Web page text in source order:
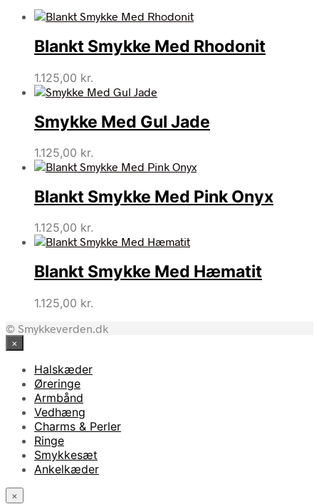
Blankt Smykke Med Rhodonit
1.125,00 kr.
Smykke Med Gul Jade
1.125,00 kr.
Blankt Smykke Med Pink Onyx
1.125,00 kr.
Blankt Smykke Med Hæmatit
1.125,00 kr.
© Smykkeverden.dk
×
Halskæder
Øreringe
Armbånd
Vedhæng
Charms & Perler
Ringe
Smykkesæt
Ankelkæder
×